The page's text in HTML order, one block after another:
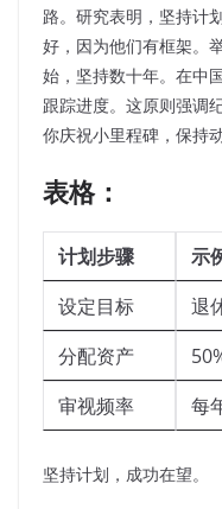
路。研究表明，坚持计
好，因为他们有框架。
始，坚持数十年。在中
跟踪进度。这原则强调
你庆祝小里程碑，保持动
表格：
计划步骤 示
设定目标
退
分配资产
审视频率
每
坚持计划，成功在望。